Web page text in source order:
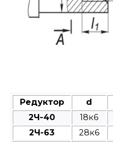
Редуктор d
2Ч-40
18к6
2Ч-63
28к6